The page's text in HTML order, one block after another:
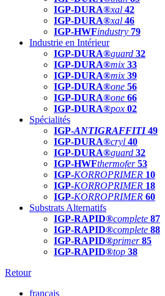
IGP-DURA®xal 42
IGP-DURA®xal 46
IGP-HWFindustry 79
Industrie en Intérieur
IGP-DURA®guard 32
IGP-DURA®mix 33
IGP-DURA®mix 39
IGP-DURA®one 56
IGP-DURA®one 66
IGP-DURA®pox 02
Spécialités
IGP-ANTIGRAFFITI49
IGP-DURA®cryl 40
IGP-DURA®guard 32
IGP-HWFthermofer 53
IGP-KORROPRIMER 10
IGP-KORROPRIMER 18
IGP-KORROPRIMER 60
Substrats Alternatifs
IGP-RAPID®complete 87
IGP-RAPID®complete 88
IGP-RAPID®primer 85
IGP-RAPID®top 38
Retour
français